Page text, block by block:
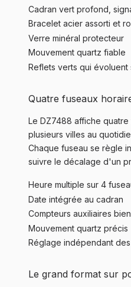
Cadran vert profond,
Bracelet acier assorti et
Verre minéral protecteur
Mouvement quartz fiable
Reflets verts qui évoluent
Quatre fuseaux
Le DZ7488 affiche
plusieurs villes au
Chaque fuseau se règle
suivre le décalage d'un
Heure multiple sur 4
Date intégrée au cadran
Compteurs auxiliaires
Mouvement quartz précis
Réglage indépendant
Le grand format sur